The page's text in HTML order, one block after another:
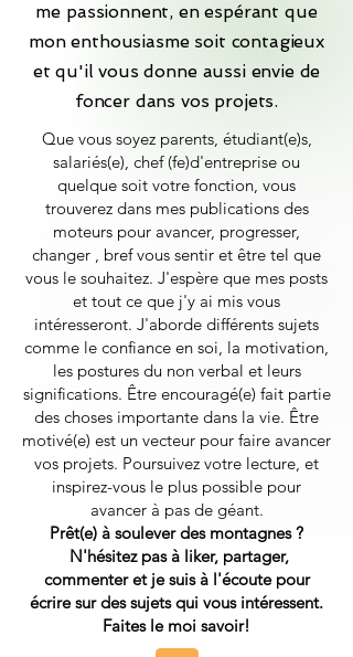
me passionnent, en espérant que
mon enthousiasme soit contagieux
et qu'il vous donne aussi envie de
foncer dans vos projets.
Que vous soyez parents, étudiant(e)s,
salariés(e), chef (fe)d'entreprise ou
quelque soit votre fonction, vous
trouverez dans mes publications des
moteurs pour avancer, progresser,
changer , bref vous sentir et être tel que
vous le souhaitez. J'espère que mes posts
et tout ce que j'y ai mis vous
intéresseront. J'aborde différents sujets
comme le confiance en soi, la motivation,
les postures du non verbal et leurs
significations. Être encouragé(e) fait partie
des choses importante dans la vie. Être
motivé(e) est un vecteur pour faire avancer
vos projets. Poursuivez votre lecture, et
inspirez-vous le plus possible pour
avancer à pas de géant.
Prêt(e) à soulever des montagnes ?
N'hésitez pas à liker, partager,
commenter et je suis à l'écoute pour
écrire sur des sujets qui vous intéressent.
Faites le moi savoir!